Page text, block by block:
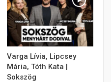
Varga Lívia, Lipcsey
Mária, Tóth Kata |
Sokszög